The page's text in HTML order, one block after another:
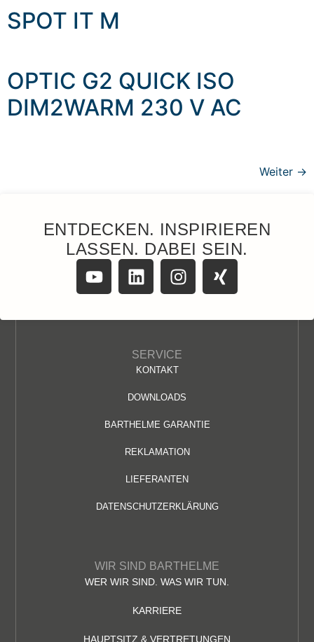
SPOT IT M
OPTIC G2 QUICK ISO
DIM2WARM 230 V AC
Weiter →
ENTDECKEN. INSPIRIEREN
LASSEN. DABEI SEIN.
SERVICE
KONTAKT
DOWNLOADS
BARTHELME GARANTIE
REKLAMATION
LIEFERANTEN
DATENSCHUTZERKLÄRUNG
WIR SIND BARTHELME
WER WIR SIND. WAS WIR TUN.
KARRIERE
HAUPTSITZ & VERTRETUNGEN